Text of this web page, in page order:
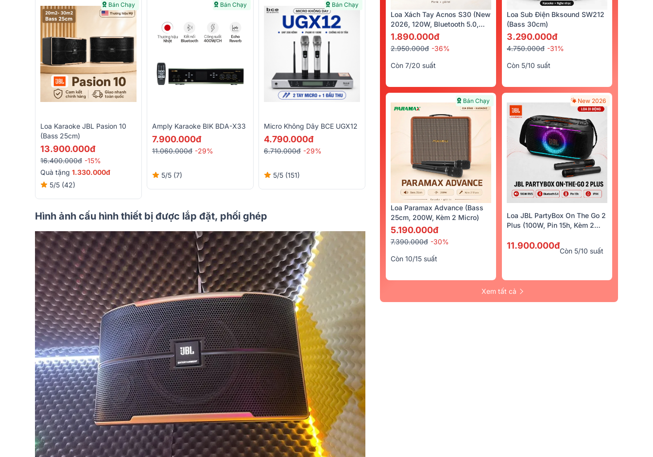
Bán Chạy
Loa Karaoke JBL Pasion 10
(bass 25cm)
13.900.000đ
16.400.000đ -15%
Quà tặng 1.330.000đ
5/5 (42)
Bán Chạy
Amply Karaoke BIK BDA-X33
7.900.000đ
11.060.000đ -29%
5/5 (7)
Bán Chạy
Micro Không Dây BCE UGX12
4.790.000đ
6.710.000đ -29%
5/5 (151)
Hình ảnh cấu hình thiết bị được lắp đặt, phối ghép
Loa Xách Tay Acnos S30 (New
2026, 120W, Bluetooth 5.0,
Kèm 2 Tay Micro)
1.890.000đ
2.950.000đ -36%
Còn 7/20 suất
Loa Sub Điện Bksound SW212
(bass 30cm)
3.290.000đ
4.750.000đ -31%
Còn 5/10 suất
Bán Chạy
Loa Paramax Advance (Bass
25cm, 200W, Kèm 2 Micro)
5.190.000đ
7.390.000đ -30%
Còn 10/15 suất
New 2026
Loa JBL PartyBox On The Go 2
Plus (100W, Pin 15h, Kèm 2
11.900.000đ
Còn 5/10 suất
Xem tất cả